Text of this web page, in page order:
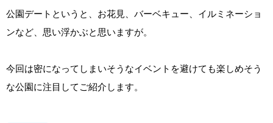
公園デートというと、お花見、バーベキュー、イルミネーショ
ンなど、思い浮かぶと思いますが。
今回は密になってしまいそうなイベントを避けても楽しめそう
な公園に注目してご紹介します。